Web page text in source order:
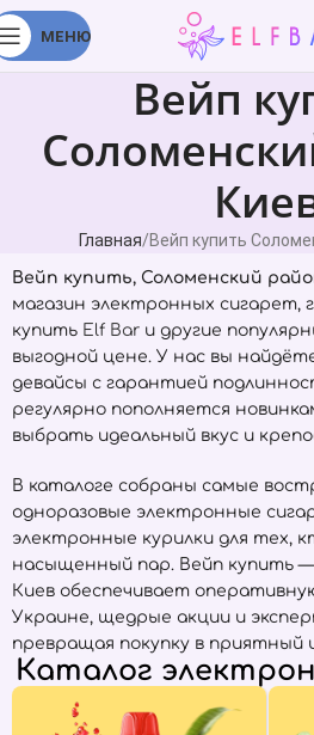
МЕНЮ
Вейп
Главная Вейп купить
Вейп купить, Соломенский
магазин электронных сигарет,
купить Elf Bar и другие
выгодной цене. У нас вы
девайсы с гарантией
регулярно пополняется
выбрать идеальный вкус и
В каталоге собраны самые
одноразовые электронные
электронные курилки для тех,
насыщенный пар. Вейп купить
Киев обеспечивает
Украине, щедрые акции и
превращая покупку в приятный
Каталог